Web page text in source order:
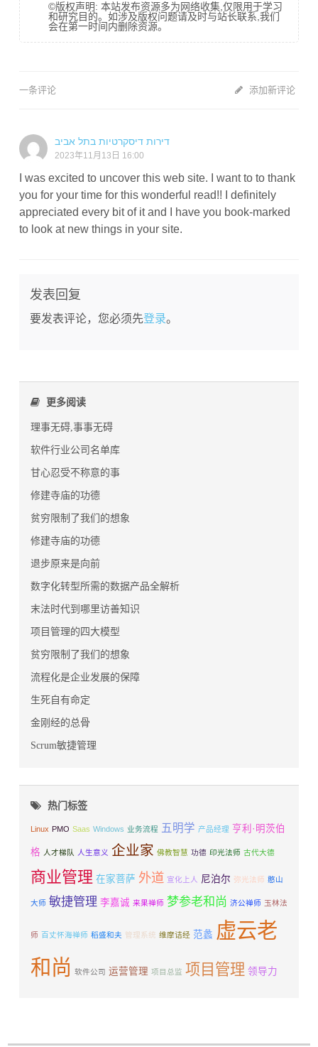
©版权声明: 本站发布资源多为网络收集,仅限用于学习
和研究目的。如涉及版权问题请及时与站长联系,我们
会在第一时间内删除资源。
一条评论 添加新评论
דירות דיסקרטיות בתל אביב
2023年11月13日 16:00
I was excited to uncover this web site. I want to to thank
you for your time for this wonderful read!! I definitely
appreciated every bit of it and I have you book-marked
to look at new things in your site.
发表回复
要发表评论，您必须先登录。
更多阅读
理事无碍,事事无碍
软件行业公司名单库
甘心忍受不称意的事
修建寺庙的功德
贫穷限制了我们的想象
修建寺庙的功德
退步原来是向前
数字化转型所需的数据产品全解析
末法时代到哪里访善知识
项目管理的四大模型
贫穷限制了我们的想象
流程化是企业发展的保障
生死自有命定
金刚经的总骨
Scrum敏捷管理
热门标签
Linux PMO Saas Windows 业务流程 五明学 产品经理 亨利·明茨伯
格 人才梯队 人生意义 企业家 佛教智慧 功德 印光法师 古代大德
商业管理 在家菩萨 外道 宣化上人 尼泊尔 弥光法师 憨山
大师 敏捷管理 李嘉诚 来果禅师 梦参老和尚 济公禅师 玉林法
师 百丈怀海禅师 稻盛和夫 管理系统 维摩诘经 范蠡 虚云老
和尚 软件公司 运营管理 项目总监 项目管理 领导力